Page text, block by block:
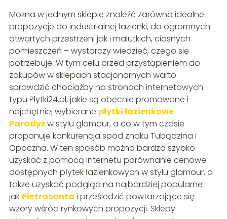
Można w jednym sklepie znaleźć zarówno idealne
propozycje do industrialnej łazienki, do ogromnych
otwartych przestrzeni jak i malutkich, ciasnych
pomieszczeń – wystarczy wiedzieć, czego się
potrzebuje. W tym celu przed przystąpieniem do
zakupów w sklepach stacjonarnych warto
sprawdzić chociażby na stronach internetowych
typu Plytki24.pl, jakie są obecnie promowane i
najchętniej wybierane płytki łazienkowe
Paradyżw stylu glamour, a co w tym czasie
proponuje konkurencja spod znaku Tubądzina i
Opoczna. W ten sposób można bardzo szybko
uzyskać z pomocą internetu porównanie cenowe
dostępnych płytek łazienkowych w stylu glamour, a
także uzyskać podgląd na najbardziej popularne
jak Pietrasanta i prześledzić powtarzające się
wzory wśród rynkowych propozycji. Sklepy